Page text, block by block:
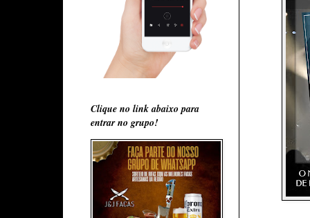
Clique no link abaixo para
entrar no grupo!